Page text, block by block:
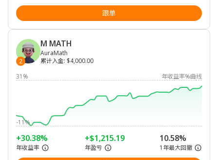
跟单
2
M MATH
AuraMath
累计入金: $4,000.00
31%
年收益率%曲线
-11%
+30.38%
年收益率
+$1,215.19
年盈亏
10.58%
1年最大回撤